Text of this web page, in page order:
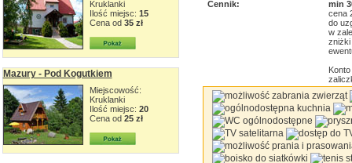
Kruklanki
Ilość miejsc: 15
Cena od 35 zł
Mazury - Pod Kogutkiem
Miejscowość:
Kruklanki
Ilość miejsc: 20
Cena od 25 zł
Cennik:
min
cena
do
w
zniżki